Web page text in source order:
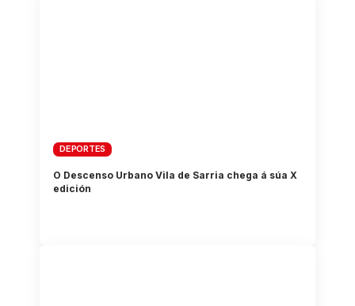
DEPORTES
O Descenso Urbano Vila de Sarria chega á súa X
edición